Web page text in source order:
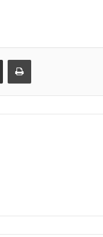
E-Posta ile paylaş Yazdır